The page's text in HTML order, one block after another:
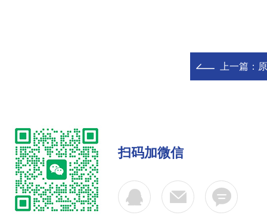
上一篇：
扫码加微信